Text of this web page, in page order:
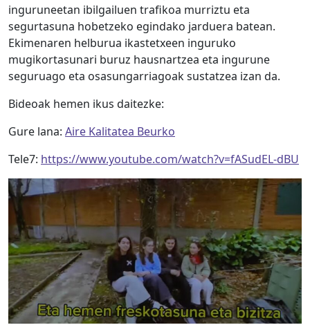
inguruneetan ibilgailuen trafikoa murriztu eta
segurtasuna hobetzeko egindako jarduera batean.
Ekimenaren helburua ikastetxeen inguruko
mugikortasunari buruz hausnartzea eta ingurune
seguruago eta osasungarriagoak sustatzea izan da.
Bideoak hemen ikus daitezke:
Gure lana: Aire Kalitatea Beurko
Tele7: https://www.youtube.com/watch?v=fASudEL-dBU